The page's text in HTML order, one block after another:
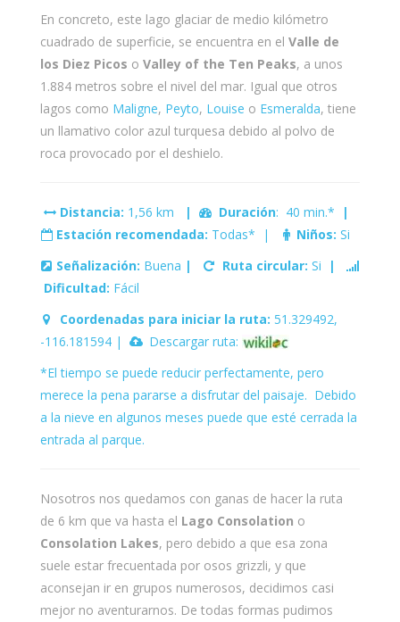
En concreto, este lago glaciar de medio kilómetro
cuadrado de superficie, se encuentra en el Valle de
los Diez Picos o Valley of the Ten Peaks, a unos
1.884 metros sobre el nivel del mar. Igual que otros
lagos como Maligne, Peyto, Louise o Esmeralda, tiene
un llamativo color azul turquesa debido al polvo de
roca provocado por el deshielo.
Distancia: 1,56 km | Duración: 40 min.*
|
Estación recomendada: Todas* | Niños: Si
Señalización: Buena | Ruta circular: Si
|
Dificultad: Fácil
Coordenadas para iniciar la ruta: 51.329492,
-116.181594 |
Descargar ruta:
*El tiempo se puede reducir perfectamente, pero
merece la pena pararse a disfrutar del paisaje. Debido
a la nieve en algunos meses puede que esté cerrada la
entrada al parque.
Nosotros nos quedamos con ganas de hacer la ruta
de 6 km que va hasta el Lago Consolation o
Consolation Lakes, pero debido a que esa zona
suele estar frecuentada por osos grizzli, y que
aconsejan ir en grupos numerosos, decidimos casi
mejor no aventurarnos. De todas formas pudimos